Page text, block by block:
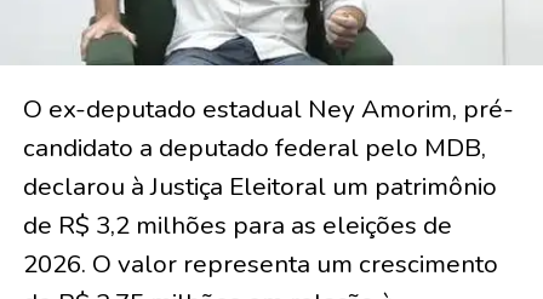
O ex-deputado estadual Ney Amorim, pré-
candidato a deputado federal pelo MDB,
declarou à Justiça Eleitoral um patrimônio
de R$ 3,2 milhões para as eleições de
2026. O valor representa um crescimento